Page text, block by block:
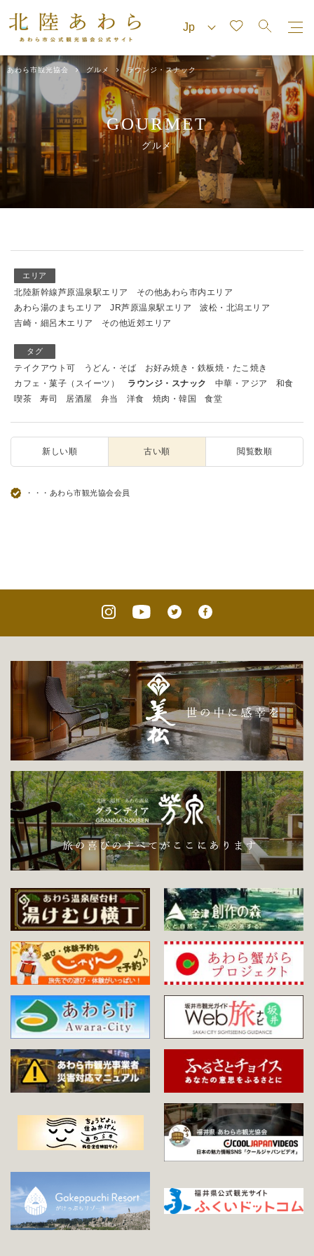
あわら市観光協会 グルメ ラウンジ・スナック
GOURMET
グルメ
エリア
北陸新幹線芦原温泉駅エリア
その他あわら市内エリア
あわら湯のまちエリア
JR芦原温泉駅エリア
波松・北潟エリア
吉崎・細呂木エリア
その他近郊エリア
タグ
テイクアウト可 うどん・そば
お好み焼き・鉄板焼・たこ焼き
カフェ・菓子（スイーツ）
ラウンジ・スナック 中華・アジア
和食
喫茶
寿司 居酒屋 弁当 洋食 焼肉・韓国 食堂
新しい順 古い順 閲覧数順
・・・あわら市観光協会会員